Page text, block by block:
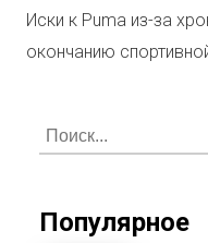
Иски к Puma из-за
окончанию
Популярное